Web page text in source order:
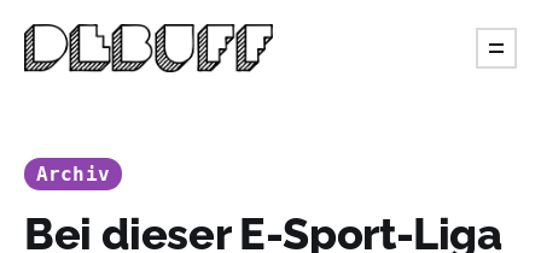
Archiv
Bei dieser E-Sport-Liga